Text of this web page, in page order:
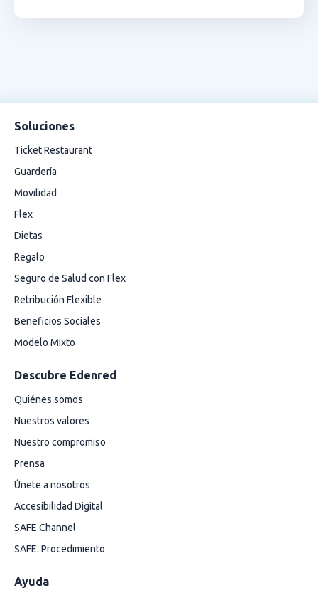
Soluciones
Ticket Restaurant
Guardería
Movilidad
Flex
Dietas
Regalo
Seguro de Salud con Flex
Retribución Flexible
Beneficios Sociales
Modelo Mixto
Descubre Edenred
Quiénes somos
Nuestros valores
Nuestro compromiso
Prensa
Únete a nosotros
Accesibilidad Digital
SAFE Channel
SAFE: Procedimiento
Ayuda